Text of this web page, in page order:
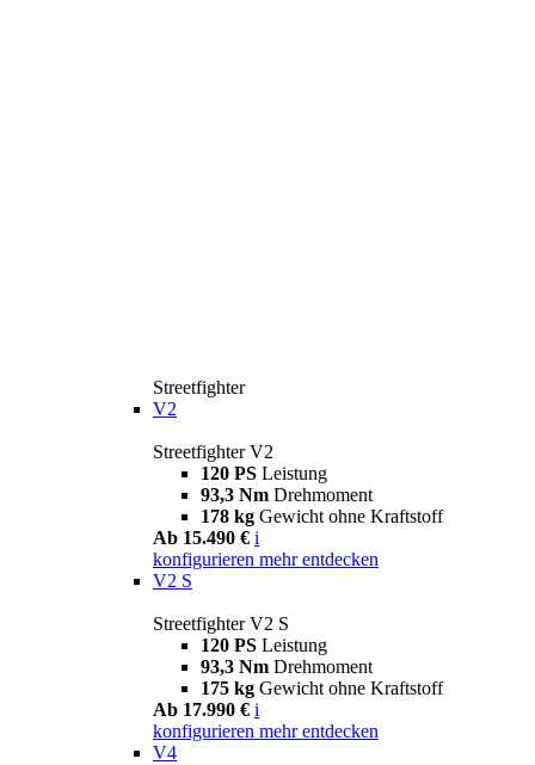
Streetfighter
V2
Streetfighter V2
120 PS Leistung
93,3 Nm Drehmoment
178 kg Gewicht ohne Kraftstoff
Ab 15.490 € i
konfigurieren mehr entdecken
V2 S
Streetfighter V2 S
120 PS Leistung
93,3 Nm Drehmoment
175 kg Gewicht ohne Kraftstoff
Ab 17.990 € i
konfigurieren mehr entdecken
V4